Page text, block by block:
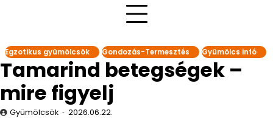
Egzotikus gyümölcsök Gondozás-Termesztés Gyümölcs infó
Tamarind betegségek –
mire figyelj
Gyümölcsök 2026.06.22.